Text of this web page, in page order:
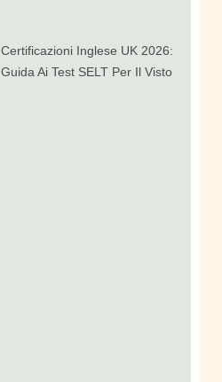
Certificazioni Inglese UK 2026:
Guida Ai Test SELT Per Il Visto